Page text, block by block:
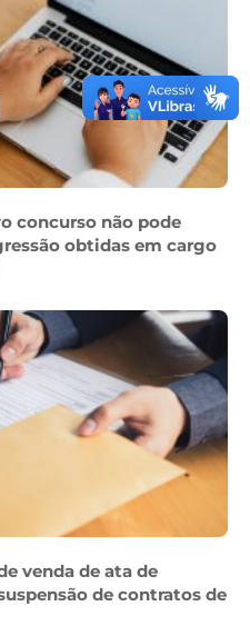
concurso não pode
obtidas em cargo
venda de ata de
de contratos de